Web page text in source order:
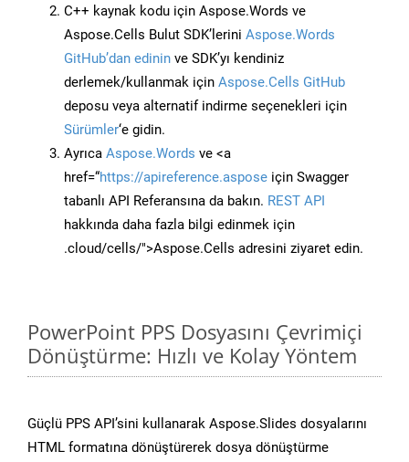
C++ kaynak kodu için Aspose.Words ve
Aspose.Cells Bulut SDK’lerini Aspose.Words
GitHub’dan edinin ve SDK’yı kendiniz
derlemek/kullanmak için Aspose.Cells GitHub
deposu veya alternatif indirme seçenekleri için
Sürümler‘e gidin.
Ayrıca Aspose.Words ve <a
href=“https://apireference.aspose için Swagger
tabanlı API Referansına da bakın. REST API
hakkında daha fazla bilgi edinmek için
.cloud/cells/">Aspose.Cells adresini ziyaret edin.
PowerPoint PPS Dosyasını Çevrimiçi
Dönüştürme: Hızlı ve Kolay Yöntem
Güçlü PPS API’sini kullanarak Aspose.Slides dosyalarını
HTML formatına dönüştürerek dosya dönüştürme